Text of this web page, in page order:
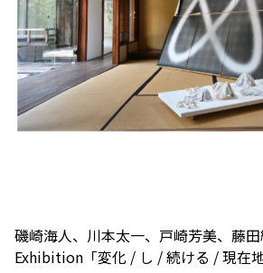
磯崎海人、川本太一、戸崎芳美、藤
Exhibition「変化 / し / 続ける / 現在地